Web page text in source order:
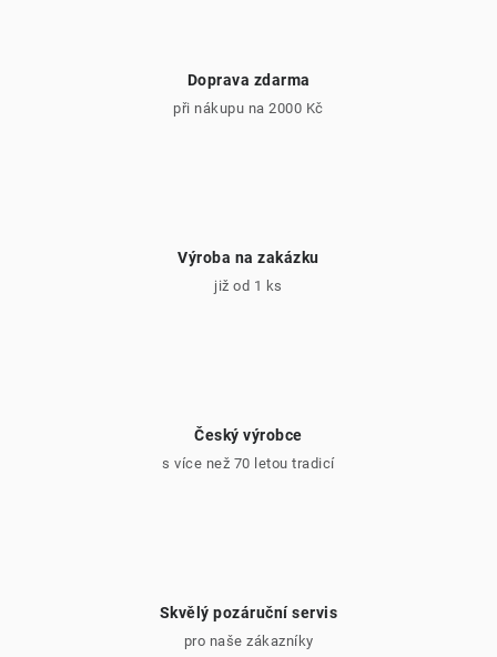
Doprava zdarma
při nákupu na 2000 Kč
Výroba na zakázku
již od 1 ks
Český výrobce
s více než 70 letou tradicí
Skvělý pozáruční servis
pro naše zákazníky